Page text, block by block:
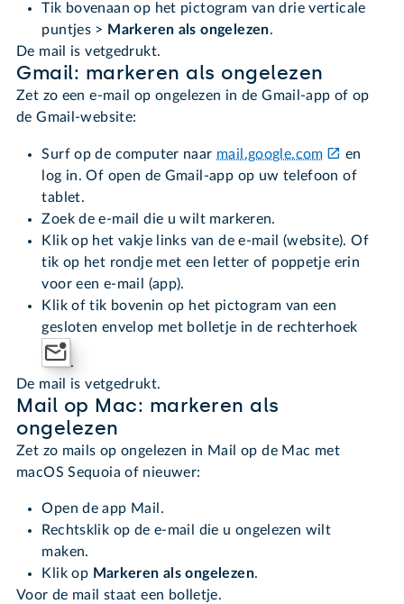
Tik bovenaan op het pictogram van drie verticale
puntjes > Markeren als ongelezen.
De mail is vetgedrukt.
Gmail: markeren als ongelezen
Zet zo een e-mail op ongelezen in de Gmail-app of op
de Gmail-website:
Surf op de computer naar mail.google.com
en
log in. Of open de Gmail-app op uw telefoon of
tablet.
Zoek de e-mail die u wilt markeren.
Klik op het vakje links van de e-mail (website). Of
tik op het rondje met een letter of poppetje erin
voor een e-mail (app).
Klik of tik bovenin op het pictogram van een
gesloten envelop met bolletje in de rechterhoek
.
De mail is vetgedrukt.
Mail op Mac: markeren als
ongelezen
Zet zo mails op ongelezen in Mail op de Mac met
macOS Sequoia of nieuwer:
Open de app Mail.
Rechtsklik op de e-mail die u ongelezen wilt
maken.
Klik op Markeren als ongelezen.
Voor de mail staat een bolletje.